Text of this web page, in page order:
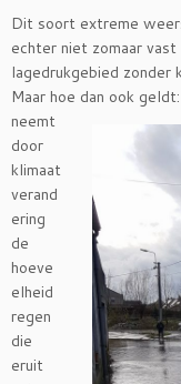
Dit soort extreme
echter niet zomaar
lagedrukgebied zonder
Maar hoe dan ook geldt:
neemt
door
klimaat
verand
ering
de
hoeve
elheid
regen
die
eruit